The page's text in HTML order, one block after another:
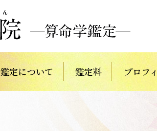
鑑定について 鑑定料 プロフ